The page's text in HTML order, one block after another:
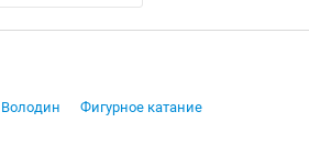
Фигурное катание